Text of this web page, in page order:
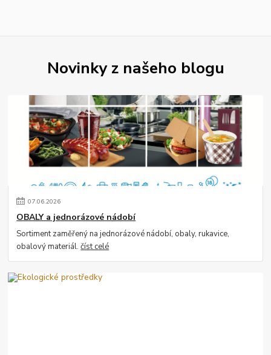
Novinky z našeho blogu
07.06.2026
OBALY a jednorázové nádobí
Sortiment zaměřený na jednorázové nádobí, obaly, rukavice,
obalový materiál.číst celé